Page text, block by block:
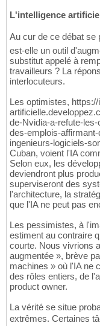
L'intelligence
Au cur de ce débat
est-elle un outil
substitut appelé à
travailleurs ? La
interlocuteurs.
Les optimistes,
de-Nvidia-a-refute-
des-emplois-
ingenieurs-logiciels-
Cuban, voient l'IA
Selon eux, les
deviendront plus
superviseront des
l'architecture, la
que l'IA ne peut pas
Les pessimistes, à
estiment au contraire
courte. Nous vivrions
augmentée », brève
machines » où l'IA ne
des rôles entiers, de
product owner.
La vérité se situe
extrêmes. Certaines